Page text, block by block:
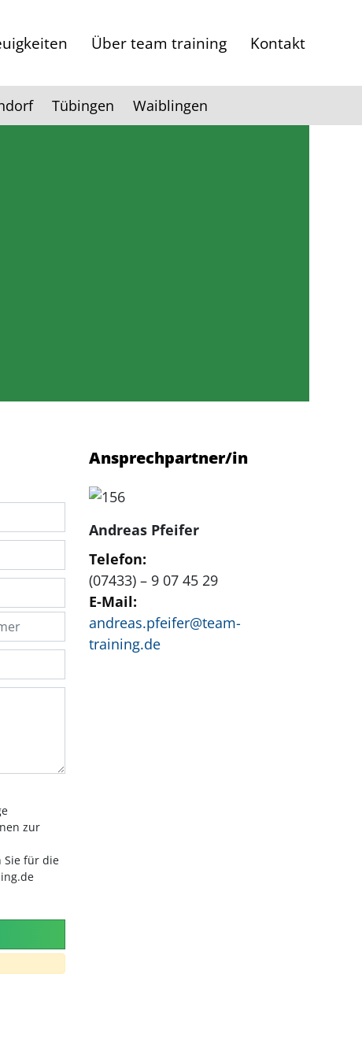
Tübingen Waiblingen
Über team training Kontakt
zur
Sie für die
Ansprechpartner/in
Andreas Pfeifer
Telefon:
(07433) – 9 07 45 29
E-Mail:
andreas.pfeifer@team-
training.de